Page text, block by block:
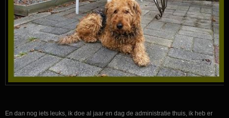
En dan nog iets leuks, ik doe al jaar en dag de administratie thuis, ik heb er